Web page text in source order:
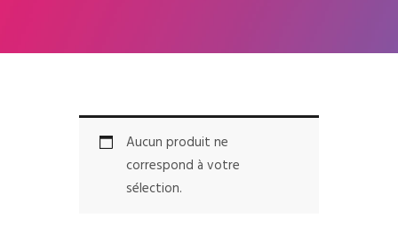
Impression
Office
Brochure
Flyers
Signalétique
Aucun produit ne
correspond à votre
sélection.